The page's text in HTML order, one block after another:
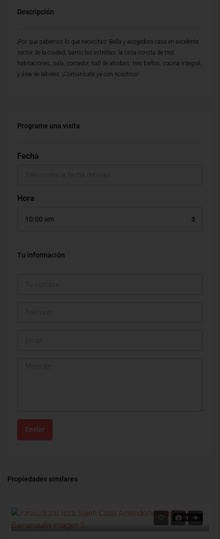
Descripción
¡Por que sabemos lo que necesitas! Bella y acogedora casa en excelente
sector de la ciudad, barrio las estrellas. la casa consta de tres
habitaciones, sala, comedor, hall de alcobas, tres baños, cocina integral,
y área de labores. ¡Comunícate ya con nosotros!
Programe una visita
Fecha
Hora
10:00 am
Tu información
Enviar
Propiedades similares
ARRIENDO
$1,700,000
$370,000